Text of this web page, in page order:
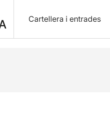
Cartellera i entrades